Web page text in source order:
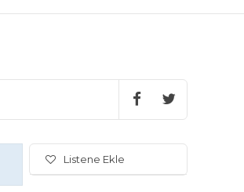
Listene Ekle